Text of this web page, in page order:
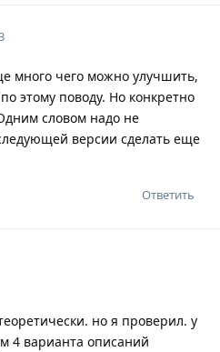
много чего можно улучшить,
этому поводу. Но конкретно
словом надо не
версии сделать еще
Ответить
но я проверил. у
4 варианта описаний